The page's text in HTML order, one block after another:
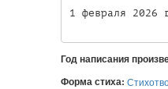
Год написания
Форма стиха: